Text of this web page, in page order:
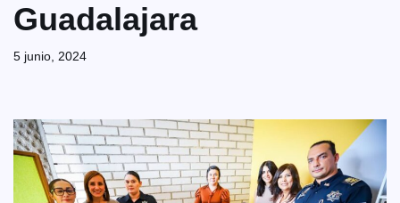
Guadalajara
5 junio, 2024